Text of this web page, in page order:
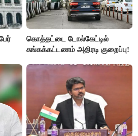
கொத்தட்டை டோல்கேட்டில்
சுங்கக்கட்டணம் அதிரடி குறைப்பு!